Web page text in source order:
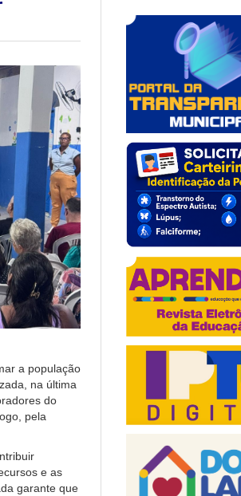
a população
na última
do
pela
e as
garante que